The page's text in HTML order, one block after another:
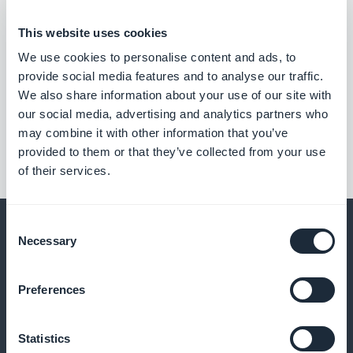
This website uses cookies
We use cookies to personalise content and ads, to
provide social media features and to analyse our traffic.
We also share information about your use of our site with
our social media, advertising and analytics partners who
may combine it with other information that you’ve
provided to them or that they’ve collected from your use
of their services.
Selection
Necessary
Preferences
Statistics
E molto altro ancora